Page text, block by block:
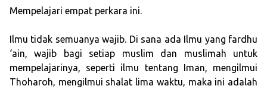
Mempelajari empat perkara ini.
Ilmu tidak semuanya wajib. Di sana ada Ilmu yang fardhu
‘ain, wajib bagi setiap muslim dan muslimah untuk
mempelajarinya, seperti ilmu tentang Iman, mengilmui
Thoharoh, mengilmui shalat lima waktu, maka ini adalah